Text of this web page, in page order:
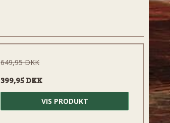
649,95 DKK
399,95 DKK
VIS PRODUKT